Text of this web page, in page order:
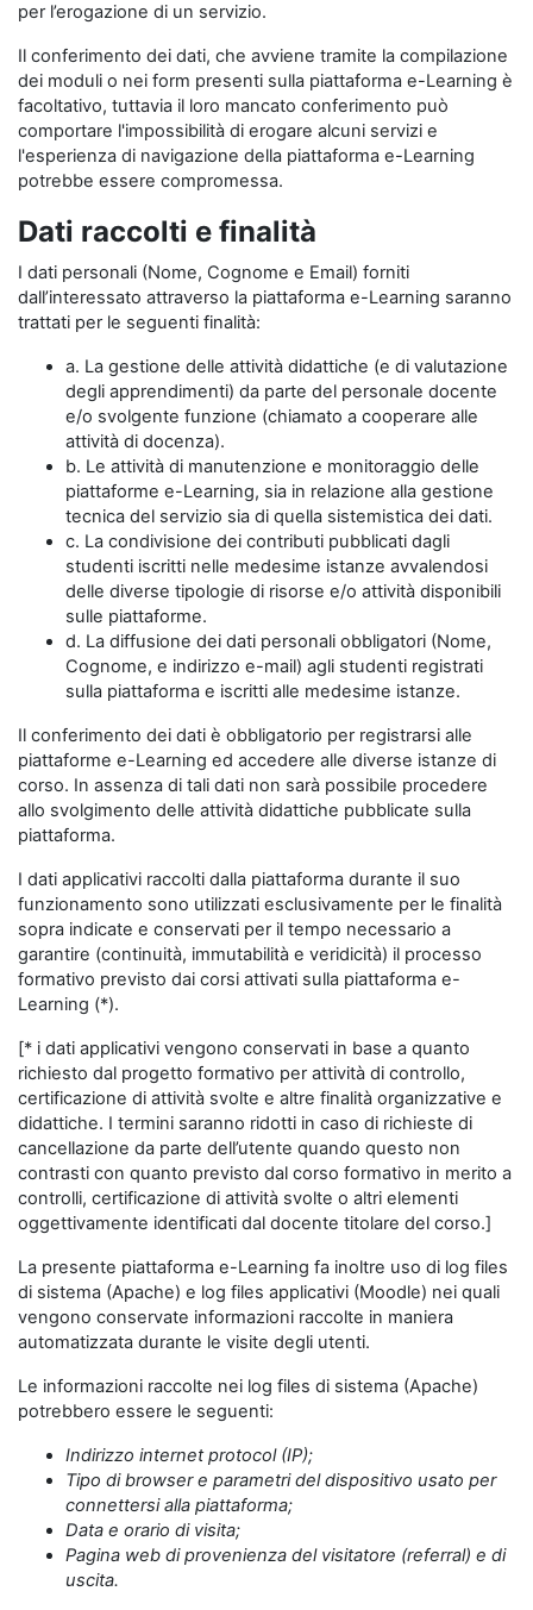
per l’erogazione di un servizio.
Il conferimento dei dati, che avviene tramite la compilazione
dei moduli o nei form presenti sulla piattaforma e-Learning è
facoltativo, tuttavia il loro mancato conferimento può
comportare l'impossibilità di erogare alcuni servizi e
l'esperienza di navigazione della piattaforma e-Learning
potrebbe essere compromessa.
Dati raccolti e finalità
I dati personali (Nome, Cognome e Email) forniti
dall’interessato attraverso la piattaforma e-Learning saranno
trattati per le seguenti finalità:
a. La gestione delle attività didattiche (e di valutazione
degli apprendimenti) da parte del personale docente
e/o svolgente funzione (chiamato a cooperare alle
attività di docenza).
b. Le attività di manutenzione e monitoraggio delle
piattaforme e-Learning, sia in relazione alla gestione
tecnica del servizio sia di quella sistemistica dei dati.
c. La condivisione dei contributi pubblicati dagli
studenti iscritti nelle medesime istanze avvalendosi
delle diverse tipologie di risorse e/o attività disponibili
sulle piattaforme.
d. La diffusione dei dati personali obbligatori (Nome,
Cognome, e indirizzo e-mail) agli studenti registrati
sulla piattaforma e iscritti alle medesime istanze.
Il conferimento dei dati è obbligatorio per registrarsi alle
piattaforme e-Learning ed accedere alle diverse istanze di
corso. In assenza di tali dati non sarà possibile procedere
allo svolgimento delle attività didattiche pubblicate sulla
piattaforma.
I dati applicativi raccolti dalla piattaforma durante il suo
funzionamento sono utilizzati esclusivamente per le finalità
sopra indicate e conservati per il tempo necessario a
garantire (continuità, immutabilità e veridicità) il processo
formativo previsto dai corsi attivati sulla piattaforma e-
Learning (*).
[* i dati applicativi vengono conservati in base a quanto
richiesto dal progetto formativo per attività di controllo,
certificazione di attività svolte e altre finalità organizzative e
didattiche. I termini saranno ridotti in caso di richieste di
cancellazione da parte dell’utente quando questo non
contrasti con quanto previsto dal corso formativo in merito a
controlli, certificazione di attività svolte o altri elementi
oggettivamente identificati dal docente titolare del corso.]
La presente piattaforma e-Learning fa inoltre uso di log files
di sistema (Apache) e log files applicativi (Moodle) nei quali
vengono conservate informazioni raccolte in maniera
automatizzata durante le visite degli utenti.
Le informazioni raccolte nei log files di sistema (Apache)
potrebbero essere le seguenti:
Indirizzo internet protocol (IP);
Tipo di browser e parametri del dispositivo usato per
connettersi alla piattaforma;
Data e orario di visita;
Pagina web di provenienza del visitatore (referral) e di
uscita.